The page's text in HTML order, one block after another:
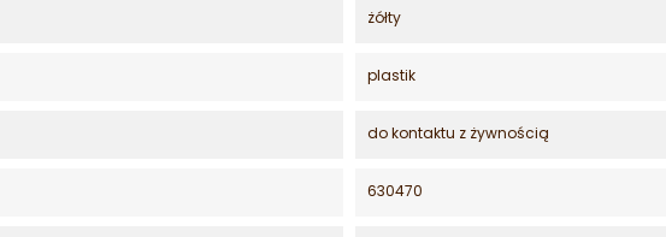
żółty
plastik
do kontaktu z żywnością
630470